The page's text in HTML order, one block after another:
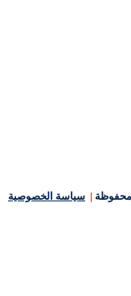
| سياسة الخصوصية